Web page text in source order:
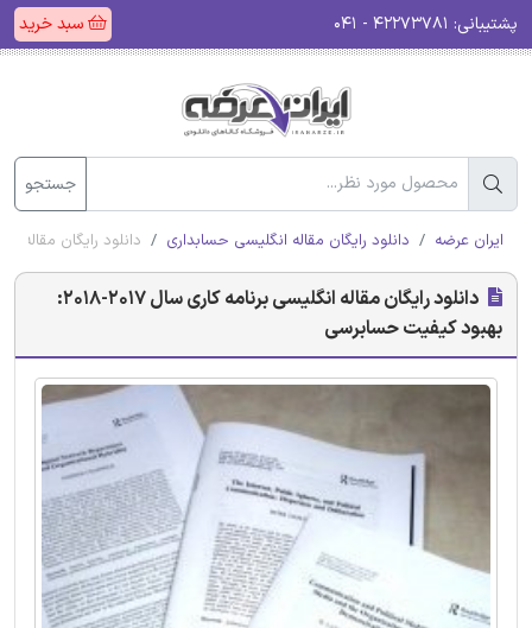
پشتیبانی: سبد خرید
جستجو
ایران عرضه دانلود رایگان مقاله انگلیسی حسابداری دانلود رایگان مقاله انگلیسی
دانلود رایگان مقاله انگلیسی برنامه کاری سال 2017-2018:
بهبود کیفیت حسابرسی